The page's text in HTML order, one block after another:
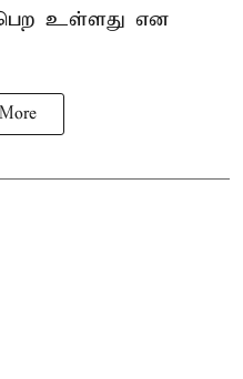
உள்ளது என